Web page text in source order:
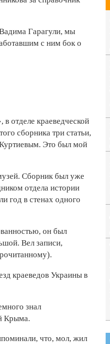
Гарагули, мы
с ним бок о
отделе краеведческой
сборника три статьи,
Это был мой
Сборник был уже
отдела истории
год в стенах одного
он был
Вел записи,
краеведов Украины в
знал
Крыма.
что, мол, жил